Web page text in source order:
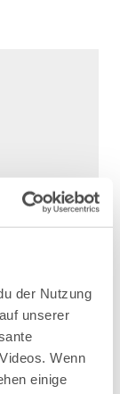
der Nutzung
unserer
Wenn
einige